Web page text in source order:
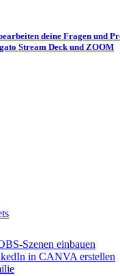
deine Fragen und
Stream Deck und ZOOM
Szenen einbauen
in CANVA erstellen